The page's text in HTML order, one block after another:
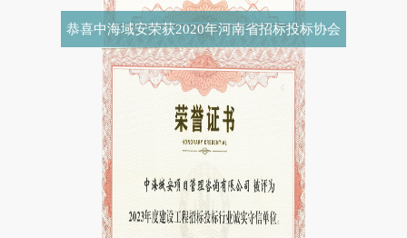
恭喜中海域安荣获2020年河南省招标投标协会
诚实守信单位